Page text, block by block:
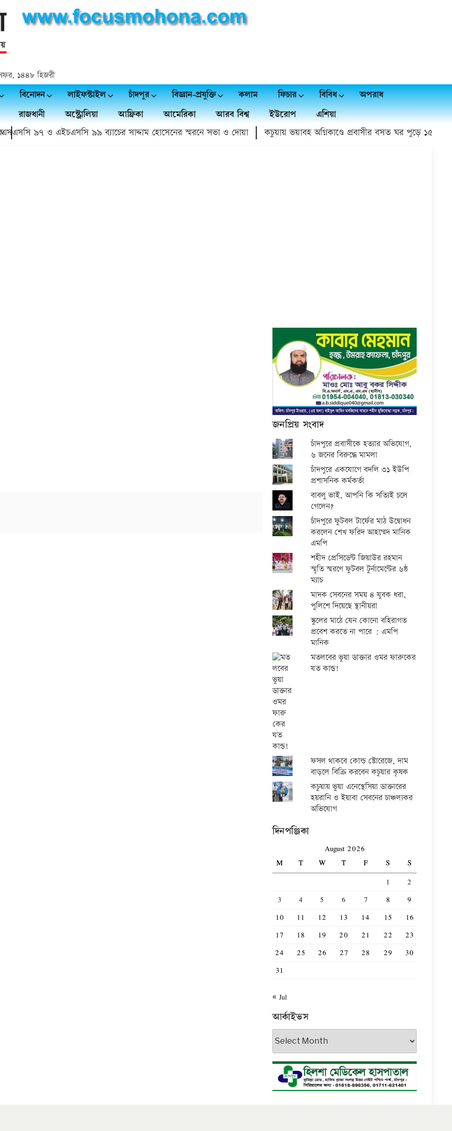
১৪৪৮ হিজরী
বিনোদন লাইফস্টাইল চাঁদপুর বিজ্ঞান-প্রযুক্তি কলাম ফিচার বিবিধ
অপরাধ
রাজধানী
অস্ট্রোলিয়া আফ্রিকা আমেরিকা আরব বিশ্ব ইউরোপ
এশিয়া
৯৭ ও এইচএসসি ৯৯ ব্যাচের সাদ্দাম হোসেনের স্মরনে সভা ও দোয়া
কচুয়ায় ভয়াবহ অগ্নিকাণ্ডে প্রবাসীর বসত ঘর পুড়ে ১৫ লাখ
জনপ্রিয় সংবাদ
চাঁদপুরে প্রবাসীকে হত্যার অভিযোগ,
৬ জনের বিরুদ্ধে মামলা
চাঁদপুরে একযোগে বদলি ৩১ ইউপি
প্রশাসনিক কর্মকর্তা
বাবলু ভাই, আপনি কি সত্যিই চলে
গেলেন?
চাঁদপুরে ফুটবল টার্ফের মাঠ উদ্বোধন
করলেন শেখ ফরিদ আহম্মেদ মানিক
এমপি
শহীদ প্রেসিডেন্ট জিয়াউর রহমান
স্মৃতি স্মরণে ফুটবল টুর্নামেন্টের ৬ষ্ঠ
ম্যাচ
মাদক সেবনের সময় ৪ যুবক ধরা,
পুলিশে দিয়েছে স্থানীয়রা
স্কুলের মাঠে যেন কোনো বহিরাগত
প্রবেশ করতে না পারে : এমপি
মানিক
মতলবের ভুয়া ডাক্তার ওমর ফারুকের
যত কান্ড!
ফসল থাকবে কোল্ড স্টোরেজে, দাম
বাড়লে বিক্রি করবেন কচুয়ার কৃষক
কচুয়ায় ভুয়া এনেস্থেসিয়া ডাক্তারের
হয়রানি ও ইয়াবা সেবনের চাঞ্চল্যকর
অভিযোগ
দিনপঞ্জিকা
August 2026
M
T W T F S
S
1
2
3
4 5 6 7 8
9
10
11 12 13 14 15
16
17
18 19 20 21 22
23
24
25 26 27 28 29
30
31
« Jul
আর্কাইভস
আর্কাইভস